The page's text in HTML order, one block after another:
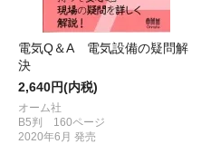
電気Q＆A 電気設備の疑問解
決
2,640円(内税)
オーム社
B5判 160ページ
2020年6月 発売